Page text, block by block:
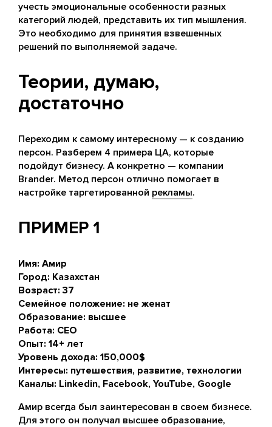
учесть эмоциональные особенности разных
категорий людей, представить их тип мышления.
Это необходимо для принятия взвешенных
решений по выполняемой задаче.
Теории, думаю,
достаточно
Переходим к самому интересному — к созданию
персон. Разберем 4 примера ЦА, которые
подойдут бизнесу. А конкретно — компании
Brander. Метод персон отлично помогает в
настройке таргетированной рекламы.
ПРИМЕР 1
Имя: Амир
Город: Казахстан
Возраст: 37
Семейное положение: не женат
Образование: высшее
Работа: CEO
Опыт: 14+ лет
Уровень дохода: 150,000$
Интересы: путешествия, развитие, технологии
Каналы: Linkedin, Facebook, YouTube, Google
Амир всегда был заинтересован в своем бизнесе.
Для этого он получал высшее образование,